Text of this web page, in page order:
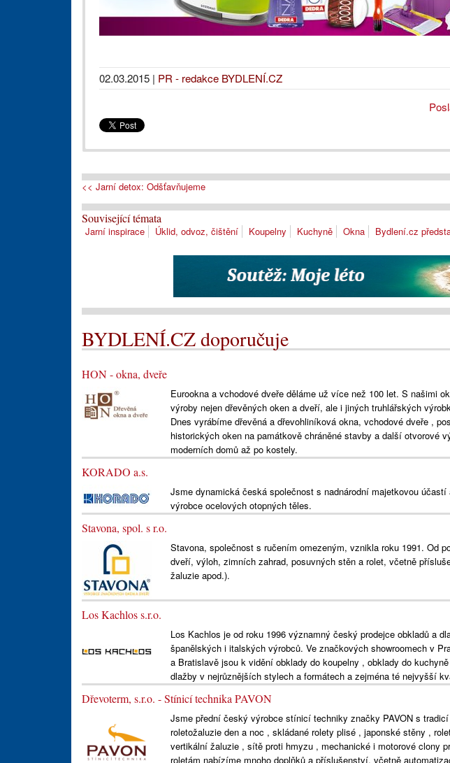
02.03.2015 | PR - redakce BYDLENÍ.CZ
<< Jarní detox: Odšťavňujeme
Související témata
Jarní inspirace Úklid, odvoz, čištění Koupelny Kuchyně Okna Bydlení.cz
BYDLENÍ.CZ doporučuje
HON - okna, dveře
Eurookna a vchodové dveře děláme už více než 100 let. S našimi
výroby nejen dřevěných oken a dveří, ale i jiných truhlářských
Dnes vyrábíme dřevěná a dřevohliníková okna, vchodové dveře ,
historických oken na památkově chráněné stavby a další otvorové
moderních domů až po kostely.
KORADO a.s.
Jsme dynamická česká společnost s nadnárodní majetkovou
výrobce ocelových otopných těles.
Stavona, spol. s r.o.
Stavona, společnost s ručením omezeným, vznikla roku 1991. Od
dveří, výloh, zimních zahrad, posuvných stěn a rolet, včetně
žaluzie apod.).
Los Kachlos s.r.o.
Los Kachlos je od roku 1996 významný český prodejce obkladů a
španělských i italských výrobců. Ve značkových showroomech v
a Bratislavě jsou k vidění obklady do koupelny , obklady do
dlažby v nejrůznějších stylech a formátech a zejména té nejvyšší
Dřevoterm, s.r.o. - Stínicí technika PAVON
Jsme přední český výrobce stínicí techniky značky PAVON s
roletožaluzie den a noc , skládané rolety plisé , japonské stěny ,
vertikální žaluzie , sítě proti hmyzu , mechanické i motorové clony
roletám nabízíme mnoho doplňků a příslušenství, včetně